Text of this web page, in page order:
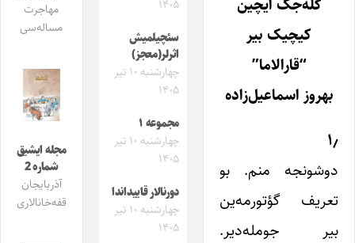
کیچیک بیر
“قارالاما”
بهروز اسماعیل‌زاده
۱٫
دوشونجه منم. بو
تعریف گؤتورمه‌ین
بیر جومله‌دیر.
۱۴۰۵
سئچیلمیش
اثرلر(معجز)
چهارشنبه ۱۰ تیر
۱۴۰۵
مجموعه ۱
چهارشنبه ۱۰ تیر
۱۴۰۵
دورنالار قاییداندا
چهارشنبه ۱۰ تیر
۱۴۰۵
مهاجرت
مساله‌سی
مجله ایشیق
شماره 2
آذربایجان
قفه‌خانالاری